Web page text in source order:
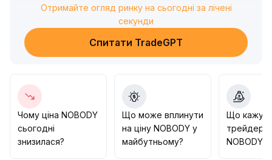
рівнях підтримки, з чіткими розбіжностями між
«биками» та «ведмедями».
Рекомендується звернути увагу на найближчі дані
щодо роздрібних продажів та інфляції, щоб
Можна розглядати тактичні стратегії у діапазоні
консолідації або дочекатися чіткого технічного
сигналу пробою для входу з метою впіймати
потенційні ринкові зміни
Отримайте огляд ринку на сьогодні за лічені
секунди
Спитати TradeGPT
Чому ціна NOBODY
сьогодні
знизилася?
Що може вплинути
на ціну NOBODY у
майбутньому?
Що
трейдери
NOBODY?